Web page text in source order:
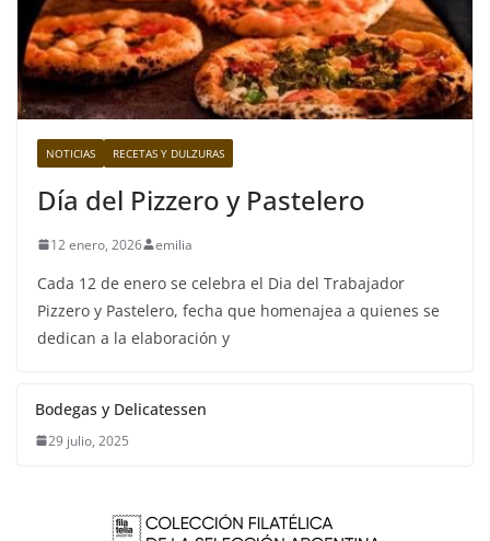
NOTICIAS RECETAS Y DULZURAS
Día del Pizzero y Pastelero
12 enero, 2026 emilia
Cada 12 de enero se celebra el Dia del Trabajador
Pizzero y Pastelero, fecha que homenajea a quienes se
dedican a la elaboración y
Bodegas y Delicatessen
29 julio, 2025